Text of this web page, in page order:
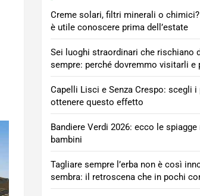
Creme solari, filtri minerali o
è utile conoscere prima dell’estate
Sei luoghi straordinari che rischiano
sempre: perché dovremmo visitarli e
Capelli Lisci e Senza Crespo: scegli
ottenere questo effetto
Bandiere Verdi 2026: ecco le
bambini
Tagliare sempre l’erba non è così
sembra: il retroscena che in pochi